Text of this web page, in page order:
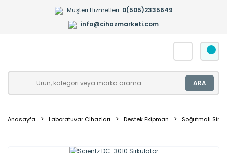
Müşteri Hizmetleri: 0(505)2335649
info@cihazmarketi.com
ARA
Anasayfa Laboratuvar Cihazları Destek Ekipman Soğutmalı